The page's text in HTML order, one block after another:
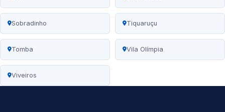
Sobradinho Tiquaruçu
Tomba Vila Olímpia
Viveiros